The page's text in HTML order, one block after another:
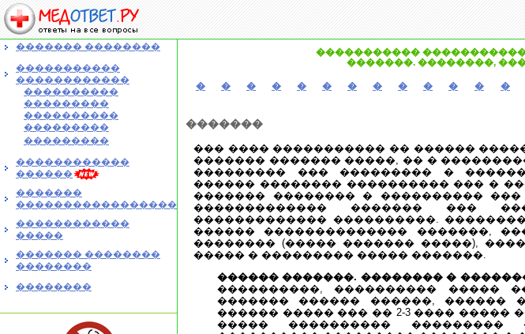
������� ��������
�����������
������������
����������
���������
����������
���������
���������
������������
������
�������
�����������������
������������
�����
������� ��������
��������
��������
�����������
�������. ��������,
� � � � � � � � � � � � �
�������
��� ���� ����������� �� ������
������� ������� �����, �� �
��������� ��� ��������� �
������ �������� ���������� ��� �
������� �������� � ����������
������������� ������� ���
������������� ����������.
������ �������������� �������,
�������� (����� ������� �����),
����� � ��������� ����� �������.
������ �������. �������� �
����������, ���������� �����
������� ������ ������, ������
������ ����� ��� �� 2-3 ���� �����
����� ���������� ���������